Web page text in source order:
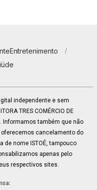
Entretenimento
independente e sem
TRES COMÉRCIO DE
Informamos também que não
cancelamento do
de nome ISTOÉ, tampouco
apenas pelo
respectivos sites.